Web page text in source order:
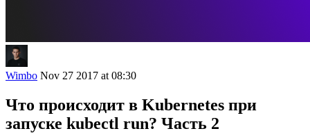
Wimbo Nov 27 2017 at 08:30
Что происходит в Kubernetes при
запуске kubectl run? Часть 2